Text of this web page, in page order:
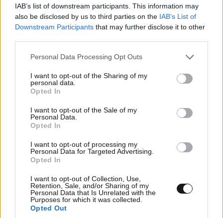
IAB’s list of downstream participants. This information may
also be disclosed by us to third parties on the IAB’s List of
Downstream Participants that may further disclose it to other
Please note that this website/app uses one or more Google
not limited to your visit or usage behaviour. You may click to
grant or deny consent to Google and its third-party tags to
use your data for below specified purposes in below Google
consent section.
Personal Data Processing Opt Outs
I want to opt-out of the Sharing of my
personal data.
Opted In
I want to opt-out of the Sale of my
Personal Data.
Opted In
I want to opt-out of processing my
Personal Data for Targeted Advertising.
Opted In
I want to opt-out of Collection, Use,
Retention, Sale, and/or Sharing of my
Personal Data that Is Unrelated with the
Purposes for which it was collected.
Opted Out